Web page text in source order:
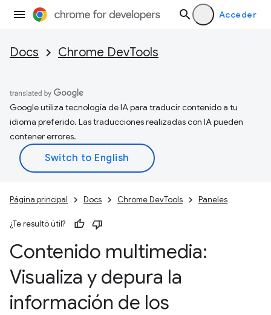
Acceder
Docs Chrome DevTools
Google utiliza tecnología de IA para traducir contenido a tu
idioma preferido. Las traducciones realizadas con IA pueden
contener errores.
Página principal Docs Chrome DevTools Paneles
¿Te resultó útil?
Contenido multimedia:
Visualiza y depura la
información de los